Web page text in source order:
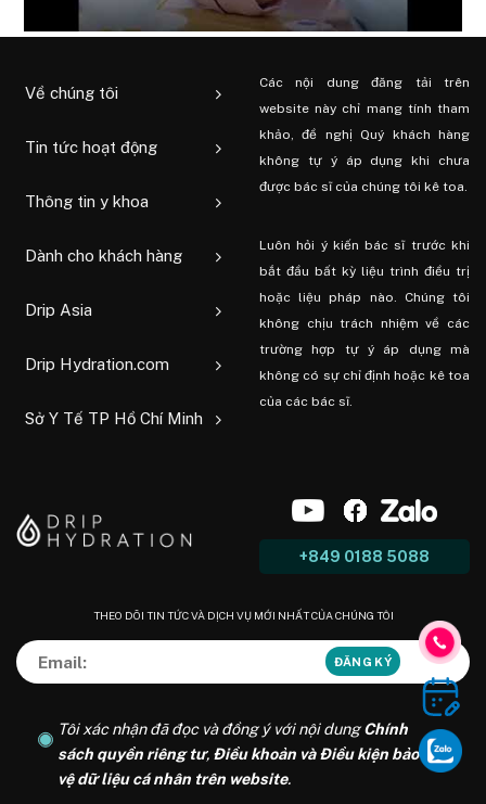
Về chúng tôi
Tin tức hoạt động
Thông tin y khoa
Dành cho khách hàng
Drip Asia
Drip Hydration.com
Sở Y Tế TP Hồ Chí Minh
Các nội dung đăng tải trên
website này chỉ mang tính tham
khảo, đề nghị Quý khách hàng
không tự ý áp dụng khi chưa
được bác sĩ của chúng tôi kê toa.
Luôn hỏi ý kiến ​​bác sĩ trước khi
bắt đầu bất kỳ liệu trình điều trị
hoặc liệu pháp nào. Chúng tôi
không chịu trách nhiệm về các
trường hợp tự ý áp dụng mà
không có sự chỉ định hoặc kê toa
của các bác sĩ.
+849 0188 5088
THEO DÕI TIN TỨC VÀ DỊCH VỤ MỚI NHẤT CỦA CHÚNG TÔI
Tôi xác nhận đã đọc và đồng ý với nội dungChính
sách quyền riêng tư, Điều khoản và Điều kiện bảo
vệ dữ liệu cá nhân trên website.